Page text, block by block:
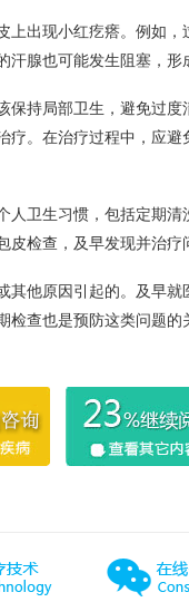
上出现小红疙瘩。例如
腺也可能发生阻塞，形
保持局部卫生，避免过
疗。在治疗过程中，应
人卫生习惯，包括定期
检查，及早发现并治疗
其他原因引起的。及早
检查也是预防这类问题